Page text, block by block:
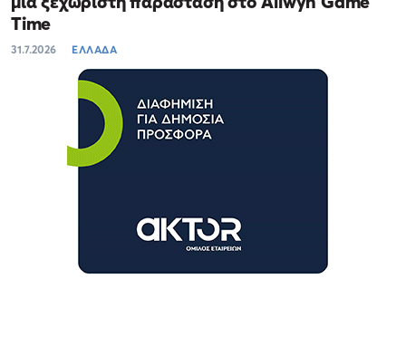
Time
31.7.2026 ΕΛΛΑΔΑ